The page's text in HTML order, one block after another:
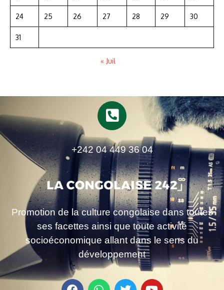
24 25 26 27 28 29 30
31
« Juil
+242 04 449 36 04
Promotion de la culture congolaise dans toutes
ses facettes ainsi que toute activité
socioéconomique allant dans le sens du
développement